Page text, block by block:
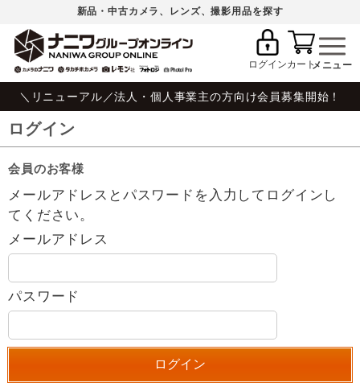
新品・中古カメラ、レンズ、撮影用品を探す
ログインカート
＼リニューアル／法人・個人事業主の方向け会員募集開始！
ログイン
会員のお客様
メールアドレスとパスワードを入力してログインし
てください。
メールアドレス
パスワード